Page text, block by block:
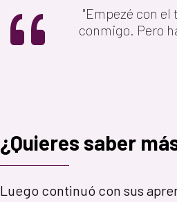
"Empezé con
conmigo. Pero
¿Quieres saber
Luego continuó con sus